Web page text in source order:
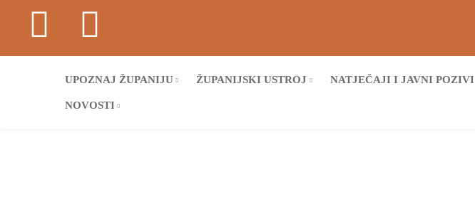
UPOZNAJ ŽUPANIJU ŽUPANIJSKI USTROJ NATJEČAJI I JAVNI POZIVI
NOVOSTI